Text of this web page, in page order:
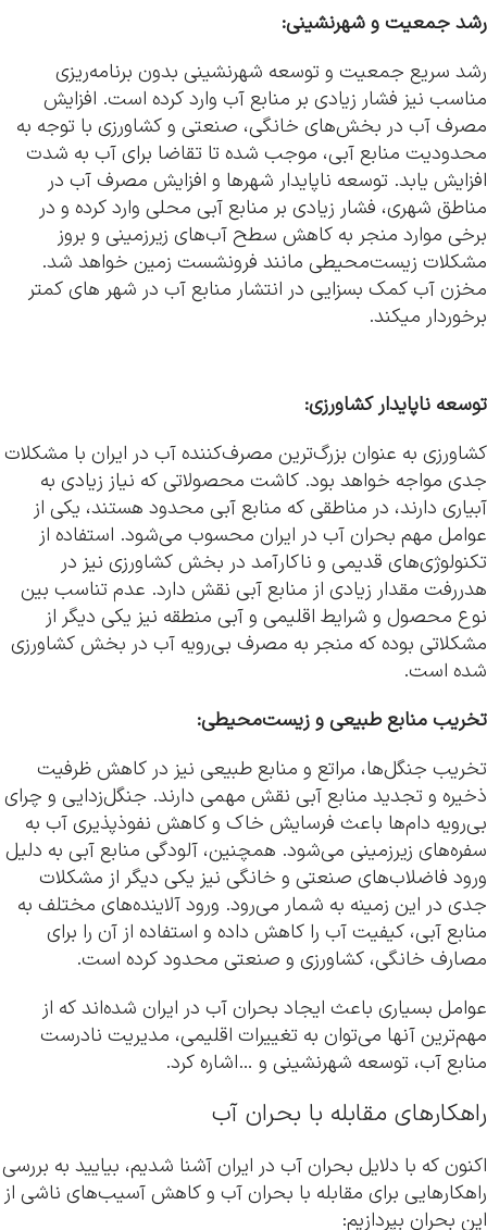
رشد جمعیت و شهرنشینی:
رشد سریع جمعیت و توسعه شهرنشینی بدون برنامه‌ریزی
مناسب نیز فشار زیادی بر منابع آب وارد کرده است. افزایش
مصرف آب در بخش‌های خانگی، صنعتی و کشاورزی با توجه به
محدودیت منابع آبی، موجب شده تا تقاضا برای آب به شدت
افزایش یابد. توسعه ناپایدار شهرها و افزایش مصرف آب در
مناطق شهری، فشار زیادی بر منابع آبی محلی وارد کرده و در
برخی موارد منجر به کاهش سطح آب‌های زیرزمینی و بروز
مشکلات زیست‌محیطی مانند فرونشست زمین خواهد شد.
مخزن آب کمک بسزایی در انتشار منابع آب در شهر های کمتر
برخوردار میکند.
توسعه ناپایدار کشاورزی:
کشاورزی به عنوان بزرگ‌ترین مصرف‌کننده آب در ایران با مشکلات
جدی مواجه خواهد بود. کاشت محصولاتی که نیاز زیادی به
آبیاری دارند، در مناطقی که منابع آبی محدود هستند، یکی از
عوامل مهم بحران آب در ایران محسوب می‌شود. استفاده از
تکنولوژی‌های قدیمی و ناکارآمد در بخش کشاورزی نیز در
هدررفت مقدار زیادی از منابع آبی نقش دارد. عدم تناسب بین
نوع محصول و شرایط اقلیمی و آبی منطقه نیز یکی دیگر از
مشکلاتی بوده که منجر به مصرف بی‌رویه آب در بخش کشاورزی
شده است.
تخریب منابع طبیعی و زیست‌محیطی:
تخریب جنگل‌ها، مراتع و منابع طبیعی نیز در کاهش ظرفیت
ذخیره و تجدید منابع آبی نقش مهمی دارند. جنگل‌زدایی و چرای
بی‌رویه دام‌ها باعث فرسایش خاک و کاهش نفوذپذیری آب به
سفره‌های زیرزمینی می‌شود. همچنین، آلودگی منابع آبی به دلیل
ورود فاضلاب‌های صنعتی و خانگی نیز یکی دیگر از مشکلات
جدی در این زمینه به شمار می‌رود. ورود آلاینده‌های مختلف به
منابع آبی، کیفیت آب را کاهش داده و استفاده از آن را برای
مصارف خانگی، کشاورزی و صنعتی محدود کرده است.
عوامل بسیاری باعث ایجاد بحران آب در ایران شده‌اند که از
مهم‌ترین آنها می‌توان به تغییرات اقلیمی، مدیریت نادرست
منابع آب، توسعه شهرنشینی و …اشاره کرد.
راهکارهای مقابله با بحران آب
اکنون که با دلایل بحران آب در ایران آشنا شدیم، بیایید به بررسی
راهکارهایی برای مقابله با بحران آب و کاهش آسیب‌های ناشی از
این بحران بپردازیم: